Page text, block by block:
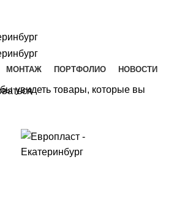
МОНТАЖ ПОРТФОЛИО
НОВОСТИ
увидеть товары, которые вы